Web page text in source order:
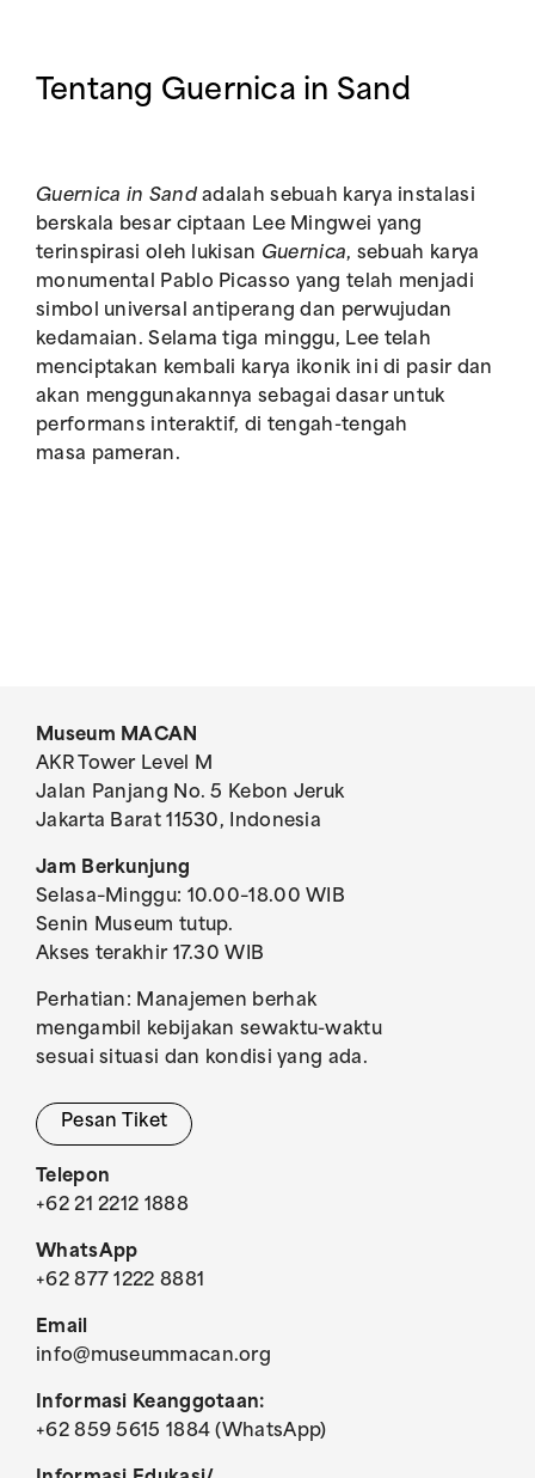
Tentang Guernica in Sand
Guernica in Sandadalah sebuah karya instalasi
berskala besar ciptaan Lee Mingwei yang
terinspirasi oleh lukisan Guernica, sebuah karya
monumental Pablo Picasso yang telah menjadi
simbol universal antiperang dan perwujudan
kedamaian. Selama tiga minggu, Lee telah
menciptakan kembali karya ikonik ini di pasir dan
akan menggunakannya sebagai dasar untuk
performans interaktif, di tengah-tengah
masa pameran.
Museum MACAN
AKR Tower Level M
Jalan Panjang No. 5 Kebon Jeruk
Jakarta Barat 11530, Indonesia
Jam Berkunjung
Selasa–Minggu: 10.00–18.00 WIB
Senin Museum tutup.
Akses terakhir 17.30 WIB
Perhatian: Manajemen berhak
mengambil kebijakan sewaktu-waktu
sesuai situasi dan kondisi yang ada.
Pesan Tiket
Telepon
+62 21 2212 1888
WhatsApp
+62 877 1222 8881
Email
info@museummacan.org
Informasi Keanggotaan:
+62 859 5615 1884 (WhatsApp)